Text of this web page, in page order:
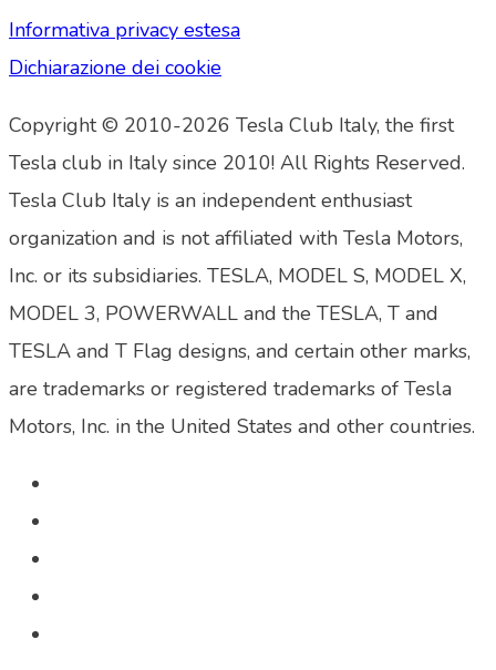
Informativa privacy estesa
Dichiarazione dei cookie
Copyright © 2010-2026 Tesla Club Italy, the first
Tesla club in Italy since 2010! All Rights Reserved.
Tesla Club Italy is an independent enthusiast
organization and is not affiliated with Tesla Motors,
Inc. or its subsidiaries. TESLA, MODEL S, MODEL X,
MODEL 3, POWERWALL and the TESLA, T and
TESLA and T Flag designs, and certain other marks,
are trademarks or registered trademarks of Tesla
Motors, Inc. in the United States and other countries.